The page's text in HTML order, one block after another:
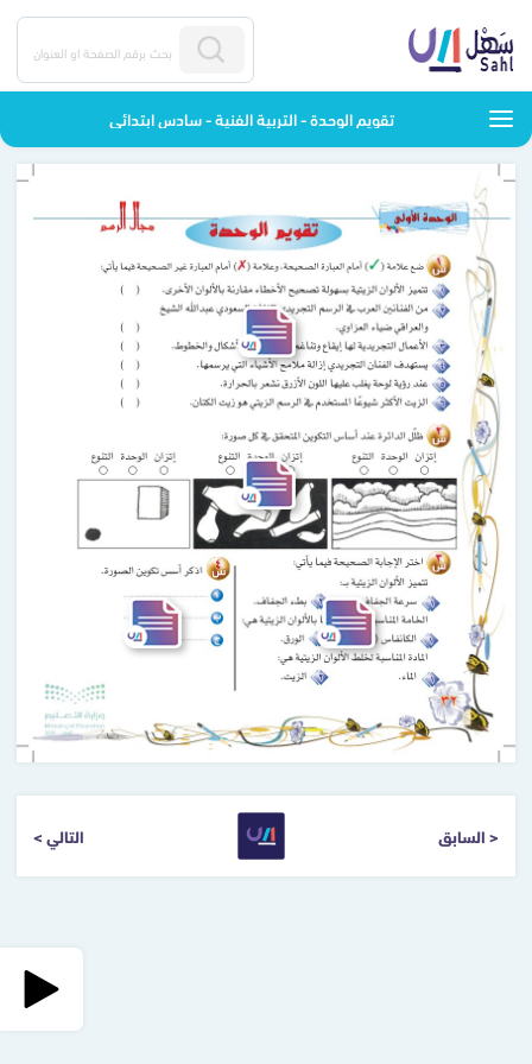
تقويم الوحدة - التربية الفنية - سادس ابتدائي
< السابق التالي >